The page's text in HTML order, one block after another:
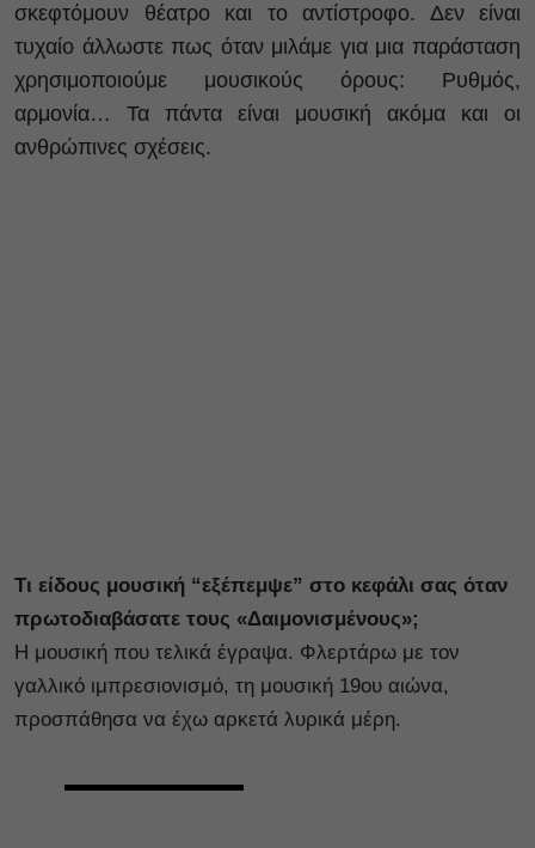
σκεφτόμουν θέατρο και το αντίστροφο. Δεν είναι
τυχαίο άλλωστε πως όταν μιλάμε για μια παράσταση
χρησιμοποιούμε μουσικούς όρους: Ρυθμός,
αρμονία… Τα πάντα είναι μουσική ακόμα και οι
ανθρώπινες σχέσεις.
Τι είδους μουσική “εξέπεμψε” στο κεφάλι σας όταν
πρωτοδιαβάσατε τους «Δαιμονισμένους»;
Η μουσική που τελικά έγραψα. Φλερτάρω με τον
γαλλικό ιμπρεσιονισμό, τη μουσική 19ου αιώνα,
προσπάθησα να έχω αρκετά λυρικά μέρη.